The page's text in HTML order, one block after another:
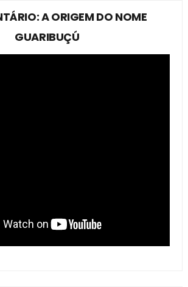
A ORIGEM DO NOME
GUARIBUÇÚ